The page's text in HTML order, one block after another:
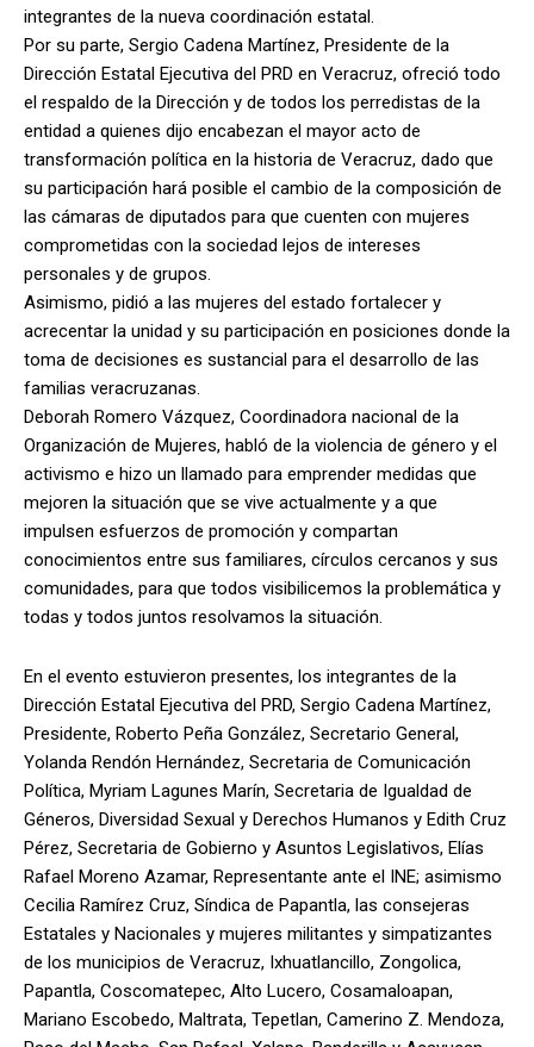
integrantes de la nueva coordinación estatal.
Por su parte, Sergio Cadena Martínez, Presidente de la
Dirección Estatal Ejecutiva del PRD en Veracruz, ofreció todo
el respaldo de la Dirección y de todos los perredistas de la
entidad a quienes dijo encabezan el mayor acto de
transformación política en la historia de Veracruz, dado que
su participación hará posible el cambio de la composición de
las cámaras de diputados para que cuenten con mujeres
comprometidas con la sociedad lejos de intereses
personales y de grupos.
Asimismo, pidió a las mujeres del estado fortalecer y
acrecentar la unidad y su participación en posiciones donde la
toma de decisiones es sustancial para el desarrollo de las
familias veracruzanas.
Deborah Romero Vázquez, Coordinadora nacional de la
Organización de Mujeres, habló de la violencia de género y el
activismo e hizo un llamado para emprender medidas que
mejoren la situación que se vive actualmente y a que
impulsen esfuerzos de promoción y compartan
conocimientos entre sus familiares, círculos cercanos y sus
comunidades, para que todos visibilicemos la problemática y
todas y todos juntos resolvamos la situación.
En el evento estuvieron presentes, los integrantes de la
Dirección Estatal Ejecutiva del PRD, Sergio Cadena Martínez,
Presidente, Roberto Peña González, Secretario General,
Yolanda Rendón Hernández, Secretaria de Comunicación
Política, Myriam Lagunes Marín, Secretaria de Igualdad de
Géneros, Diversidad Sexual y Derechos Humanos y Edith Cruz
Pérez, Secretaria de Gobierno y Asuntos Legislativos, Elías
Rafael Moreno Azamar, Representante ante el INE; asimismo
Cecilia Ramírez Cruz, Síndica de Papantla, las consejeras
Estatales y Nacionales y mujeres militantes y simpatizantes
de los municipios de Veracruz, Ixhuatlancillo, Zongolica,
Papantla, Coscomatepec, Alto Lucero, Cosamaloapan,
Mariano Escobedo, Maltrata, Tepetlan, Camerino Z. Mendoza,